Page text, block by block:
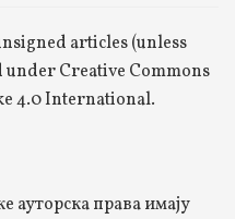
articles (unless
Creative Commons
4.0 International.
ауторска права имају